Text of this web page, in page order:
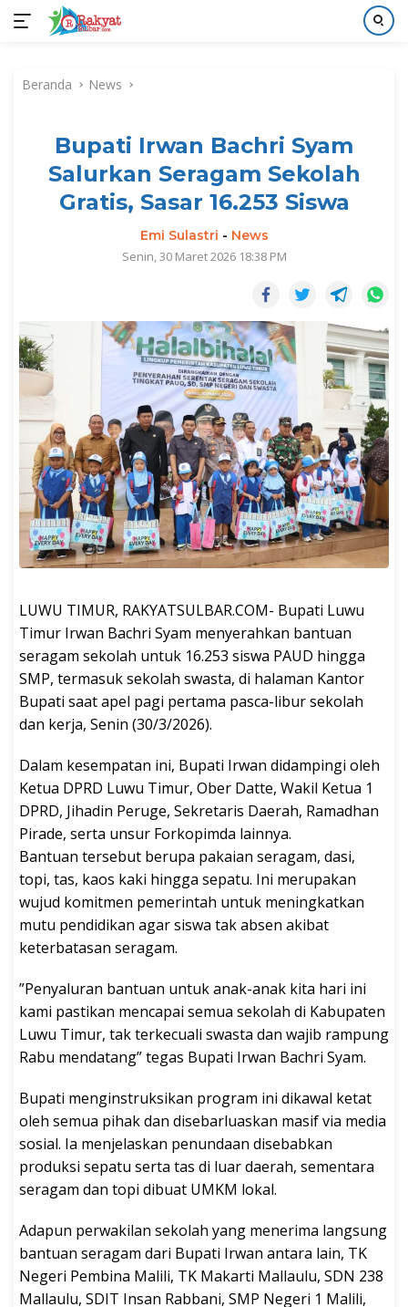
kontenBeranda News
Bupati Irwan Bachri Syam
Salurkan Seragam Sekolah
Gratis, Sasar 16.253 Siswa
Emi Sulastri - News
Senin, 30 Maret 2026 18:38 PM
LUWU TIMUR, RAKYATSULBAR.COM- Bupati Luwu
Timur Irwan Bachri Syam menyerahkan bantuan
seragam sekolah untuk 16.253 siswa PAUD hingga
SMP, termasuk sekolah swasta, di halaman Kantor
Bupati saat apel pagi pertama pasca-libur sekolah
dan kerja, Senin (30/3/2026).
‎Dalam kesempatan ini, Bupati Irwan didampingi oleh
Ketua DPRD Luwu Timur, Ober Datte, Wakil Ketua 1
DPRD, Jihadin Peruge, Sekretaris Daerah, Ramadhan
Pirade, serta unsur Forkopimda lainnya.
Bantuan tersebut berupa pakaian seragam, dasi,
topi, tas, kaos kaki hingga sepatu. Ini merupakan
wujud komitmen pemerintah untuk meningkatkan
mutu pendidikan agar siswa tak absen akibat
keterbatasan seragam.
‎”Penyaluran bantuan untuk anak-anak kita hari ini
kami pastikan mencapai semua sekolah di Kabupaten
Luwu Timur, tak terkecuali swasta dan wajib rampung
Rabu mendatang” tegas Bupati Irwan Bachri Syam.
‎Bupati menginstruksikan program ini dikawal ketat
oleh semua pihak dan disebarluaskan masif via media
sosial. Ia menjelaskan penundaan disebabkan
produksi sepatu serta tas di luar daerah, sementara
seragam dan topi dibuat UMKM lokal.
‎Adapun perwakilan sekolah yang menerima langsung
bantuan seragam dari Bupati Irwan antara lain, TK
Negeri Pembina Malili, TK Makarti Mallaulu, SDN 238
Mallaulu, SDIT Insan Rabbani, SMP Negeri 1 Malili,